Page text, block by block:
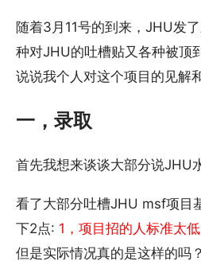
随着3月11号的到来，JHU发
种对JHU的吐槽贴又各种被顶
说说我个人对这个项目的见解
一，录取
首先我想来谈谈大部分说JHU
看了大部分吐槽JHU msf项目
下2点: 1，项目招的人标准太
但是实际情况真的是这样的吗